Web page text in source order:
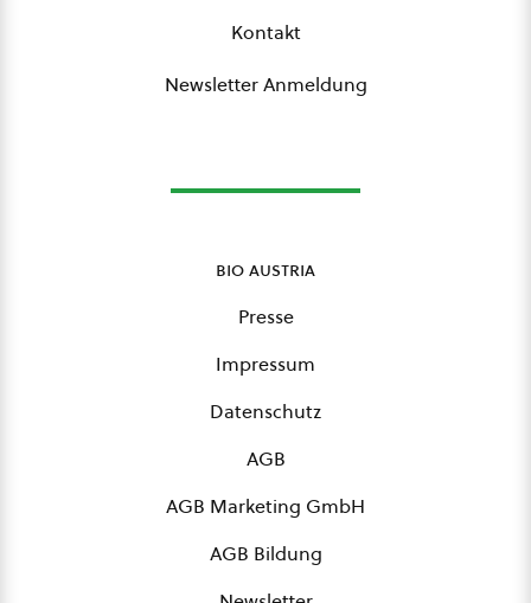
Kontakt
Newsletter Anmeldung
bio austria
Presse
Impressum
Datenschutz
AGB
AGB Marketing GmbH
AGB Bildung